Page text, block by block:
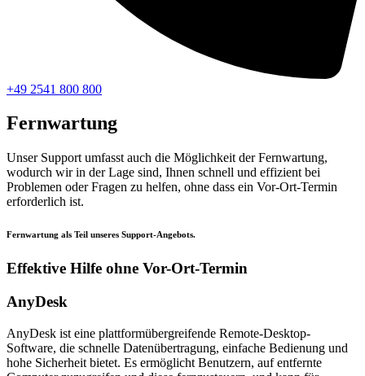
+49 2541 800 800
Fernwartung
Unser Support umfasst auch die Möglichkeit der Fernwartung,
wodurch wir in der Lage sind, Ihnen schnell und effizient bei
Problemen oder Fragen zu helfen, ohne dass ein Vor-Ort-Termin
erforderlich ist.
Fernwartung als Teil unseres Support-Angebots.
Effektive Hilfe ohne Vor-Ort-Termin
AnyDesk
AnyDesk ist eine plattformübergreifende Remote-Desktop-
Software, die schnelle Datenübertragung, einfache Bedienung und
hohe Sicherheit bietet. Es ermöglicht Benutzern, auf entfernte